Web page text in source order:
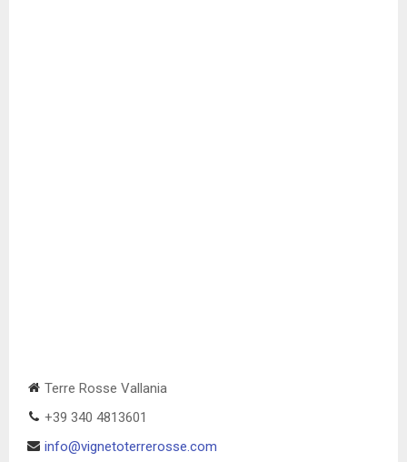
Terre Rosse Vallania
+39 340 4813601
info@vignetoterrerosse.com